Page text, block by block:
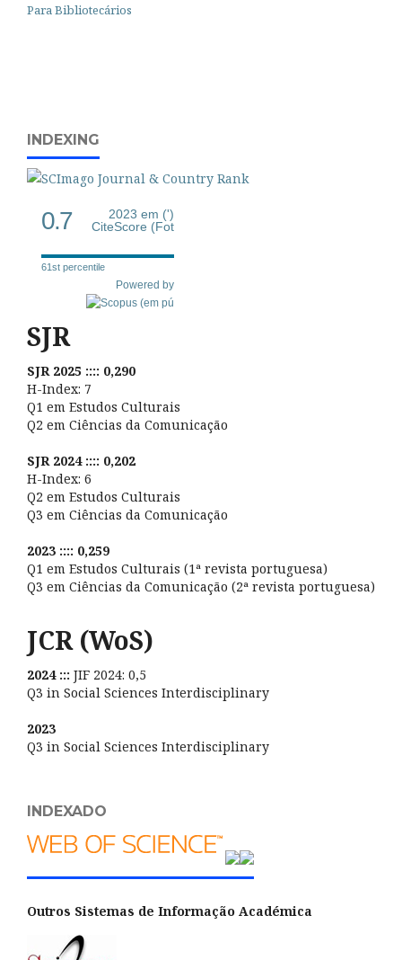
Para Bibliotecários
INDEXING
0.7
2023 em (')
CiteScore (Fot
61st percentile
Powered by
SJR
SJR 2025 :::: 0,290
H-Index: 7
Q1 em Estudos Culturais
Q2 em Ciências da Comunicação
SJR 2024 :::: 0,202
H-Index: 6
Q2 em Estudos Culturais
Q3 em Ciências da Comunicação
2023 :::: 0,259
Q1 em Estudos Culturais (1ª revista portuguesa)
Q3 em Ciências da Comunicação (2ª revista portuguesa)
JCR (WoS)
2024 ::: JIF 2024: 0,5
Q3 in Social Sciences Interdisciplinary
2023
Q3 in Social Sciences Interdisciplinary
INDEXADO
Outros Sistemas de Informação Académica